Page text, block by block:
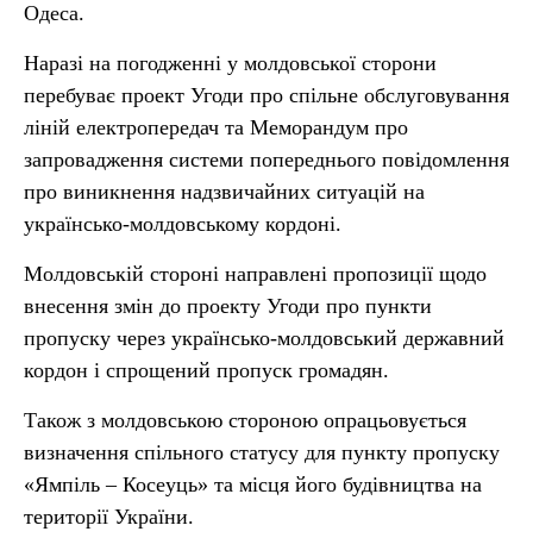
Одеса.
Наразі на погодженні у молдовської сторони
перебуває проект Угоди про спільне обслуговування
ліній електропередач та Меморандум про
запровадження системи попереднього повідомлення
про виникнення надзвичайних ситуацій на
українсько-молдовському кордоні.
Молдовській стороні направлені пропозиції щодо
внесення змін до проекту Угоди про пункти
пропуску через українсько-молдовський державний
кордон і спрощений пропуск громадян.
Також з молдовською стороною опрацьовується
визначення спільного статусу для пункту пропуску
«Ямпіль – Косеуць» та місця його будівництва на
території України.